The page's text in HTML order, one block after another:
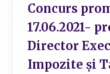
Concurs
17.06.2021-
Director
Impozite și